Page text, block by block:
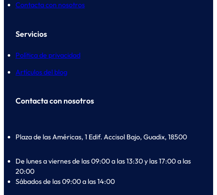
Contacta con nosotros
Servicios
Política de privacidad
Artículos del blog
Contacta con nosotros
Plaza de las Américas, 1 Edif. Accisol Bajo, Guadix, 18500
De lunes a viernes de las 09:00 a las 13:30 y las 17:00 a las
20:00
Sábados de las 09:00 a las 14:00